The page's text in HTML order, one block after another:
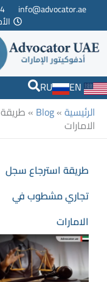
تخطي
المحتوى
info@advocator.ae
EN
RU
الرئيسية»
Blog
»
الامارات
طريقة استرجاع سجل
تجاري مشطوب في
الامارات